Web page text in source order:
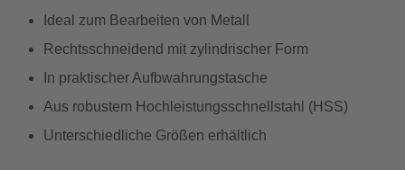
Ideal zum Bearbeiten von Metall
Rechtsschneidend mit zylindrischer Form
In praktischer Aufbwahrungstasche
Aus robustem Hochleistungsschnellstahl (HSS)
Unterschiedliche Größen erhältlich